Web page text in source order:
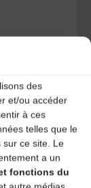
des
et/ou accéder
à ces
telles que le
ce site. Le
a un
fonctions du
Talon